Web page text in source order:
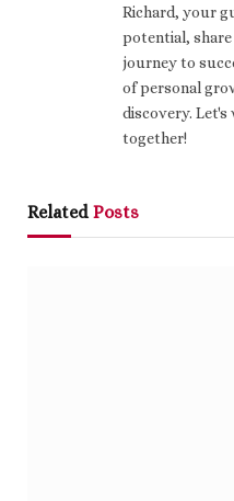
Richard, your
potential,
journey to
of personal
discovery.
together!
Related Posts